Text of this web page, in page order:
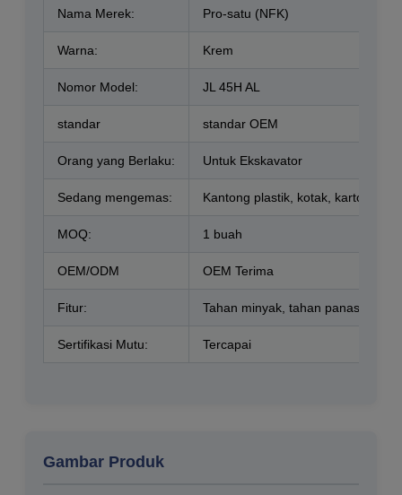
Nama Merek: Pro-satu (NFK)
Warna: Krem
Nomor Model: JL 45H AL
standar standar OEM
Orang yang Berlaku: Untuk Ekskavator
Sedang mengemas: Kantong plastik, kotak, karton
MOQ: 1 buah
OEM/ODM OEM Terima
Fitur: Tahan minyak, tahan panas,
Sertifikasi Mutu: Tercapai
Gambar Produk